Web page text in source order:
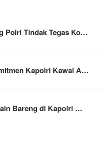
Polri Tindak Tegas Ko…
Kapolri Kawal A…
Bareng di Kapolri …